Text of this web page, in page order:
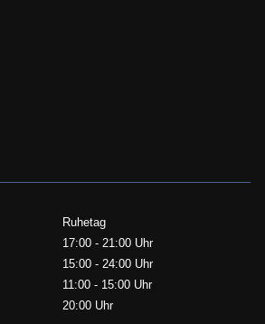
Ruhetag
17:00 - 21:00 Uhr
15:00 - 24:00 Uhr
11:00 - 15:00 Uhr
20:00 Uhr